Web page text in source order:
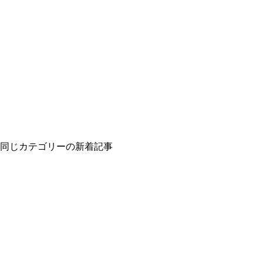
同じカテゴリーの新着記事